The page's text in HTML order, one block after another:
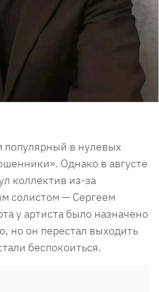
популярный в нулевых
Однако в августе
коллектив из-за
солистом — Сергеем
у артиста было назначено
но он перестал выходить
беспокоиться.